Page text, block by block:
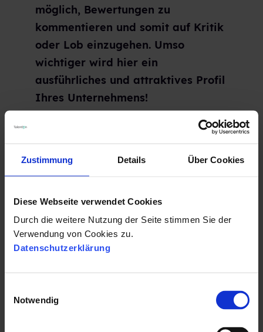
Zustimmung Details Über Cookies
Diese Webseite verwendet Cookies
Durch die weitere Nutzung der Seite stimmen Sie der
Verwendung von Cookies zu.
Datenschutzerklärung
Notwendig
möglich, Bewertungen zu
kommentieren und somit auf Kritik
oder Lob einzugehen. Umso
wichtiger wird hier ein
ausführliches und attraktives Profil
Ihres Unternehmens!
Google for Jobs: Auch
Bewertungen?
zusammengefasst: Bei der Funktion